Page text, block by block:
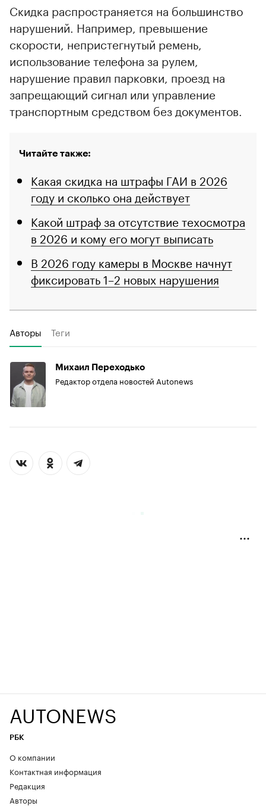
Скидка распространяется на большинство
нарушений. Например, превышение
скорости, непристегнутый ремень,
использование телефона за рулем,
нарушение правил парковки, проезд на
запрещающий сигнал или управление
транспортным средством без документов.
Читайте также:
Какая скидка на штрафы ГАИ в 2026
году и сколько она действует
Какой штраф за отсутствие техосмотра
в 2026 и кому его могут выписать
В 2026 году камеры в Москве начнут
фиксировать 1–2 новых нарушения
Авторы Теги
Михаил Переходько
Редактор отдела новостей Autonews
AUTONEWS
РБК
О компании
Контактная информация
Редакция
Авторы